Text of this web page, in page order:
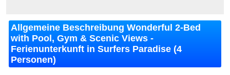
Allgemeine Beschreibung Wonderful 2-Bed
with Pool, Gym & Scenic Views -
Ferienunterkunft in Surfers Paradise (4
Personen)